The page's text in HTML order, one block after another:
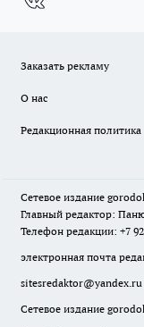
Заказать рекламу
О нас
Редакционная политика
Сетевое издание
Главный редактор:
Телефон редакции: +7
электронная почта
sitesredaktor@yandex.ru
Сетевое издание